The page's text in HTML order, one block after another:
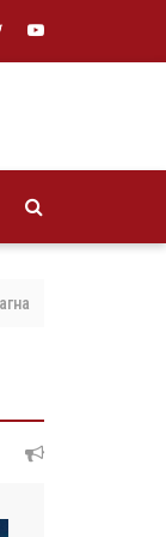
амьтны тоо